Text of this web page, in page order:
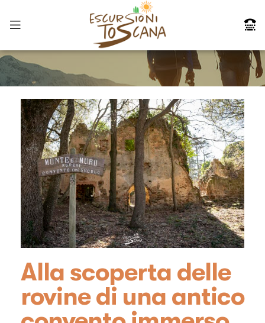
Alla scoperta delle
rovine di una antico